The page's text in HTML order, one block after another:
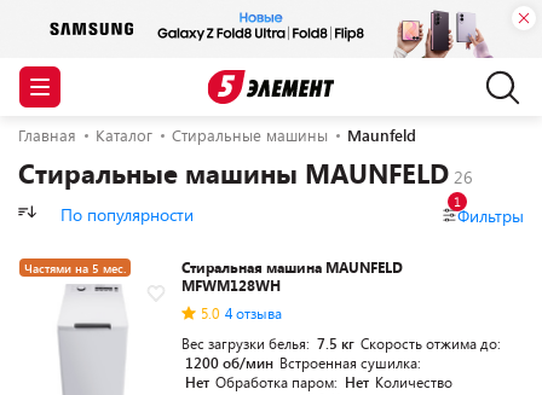
Главная Каталог Стиральные машины Maunfeld
Стиральные машины MAUNFELD
По популярности Фильтры
1
Частями на 5 мес.
Стиральная машина MAUNFELD
MFWM128WH
5.0 4 отзыва
Вес загрузки белья: 7.5 кг Скорость отжима до:
1200 об/мин Встроенная сушилка:
Нет Обработка паром: Нет Количество